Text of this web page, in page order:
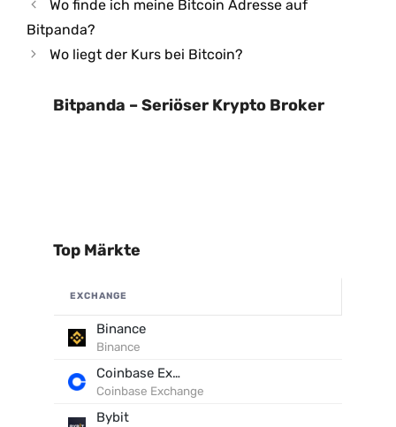
Wo finde ich meine Bitcoin Adresse auf
Bitpanda?
Wo liegt der Kurs bei Bitcoin?
Bitpanda – Seriöser Krypto Broker
Top Märkte
EXCHANGE
Binance
Binance
Coinbase Exchange
Coinbase Exchange
Bybit